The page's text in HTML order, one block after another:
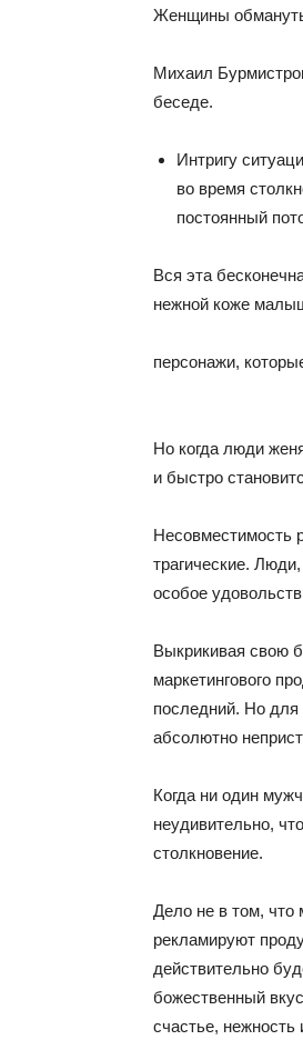
Женщины
Михаил
беседе.
Интригу
во время
постоянный
Вся эта
нежной коже
персонажи,
Но когда люди
и быстро
Несовместимость
трагические.
особое
Выкрикивая свою
маркетингового
последний. Но
абсолютно
Когда ни один
неудивительно,
столкновение.
Дело не в том, что
рекламируют
действительно
божественный
счастье, нежность